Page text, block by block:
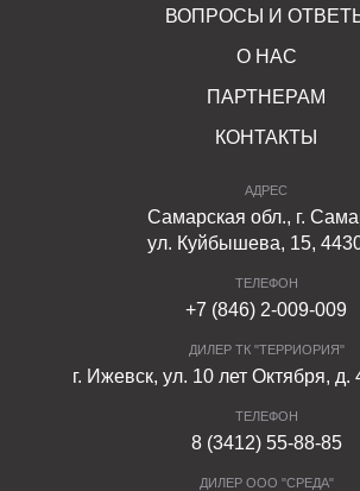
ВОПРОСЫ И
О НАС
ПАРТНЕРАМ
КОНТАКТЫ
АДРЕС
Самарская обл., г.
ул. Куйбышева, 15,
ТЕЛЕФОН
+7 (846) 2-009-009
ДИЛЕР ТК "ТЕРРИОРИЯ"
г. Ижевск, ул. 10 лет Октября,
ТЕЛЕФОН
8 (3412) 55-88-85
ДИЛЕР ООО "СРЕДА"